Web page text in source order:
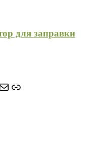
для заправки
t.me/stoneforest
ПочтаСсылка